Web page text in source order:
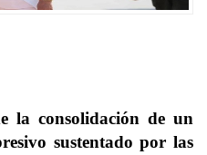
la consolidación de un
sustentado por las